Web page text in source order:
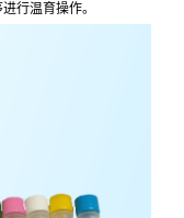
行温育操作。